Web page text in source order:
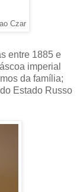
Czar
entre 1885 e
imperial
da família;
Estado Russo